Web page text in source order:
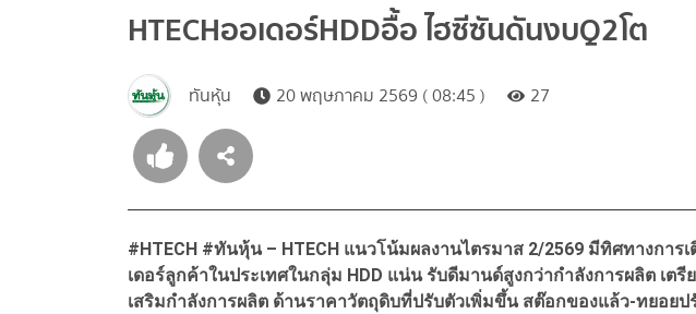
HTECHออเดอร์HDDอื้อ ไฮซีซันดันงบQ2โต
ทันหุ้น 20 พฤษภาคม 2569 ( 08:45 ) 27
#HTECH #ทันหุ้น – HTECH แนวโน้มผลงานไตรมาส 2/2569 มีทิศทางการ
เดอร์ลูกค้าในประเทศในกลุ่ม HDD แน่น รับดีมานด์สูงกว่ากำลังการผลิต เตรี
เสริมกำลังการผลิต ด้านราคาวัตถุดิบที่ปรับตัวเพิ่มขึ้น สต๊อกของแล้ว-ทยอยป